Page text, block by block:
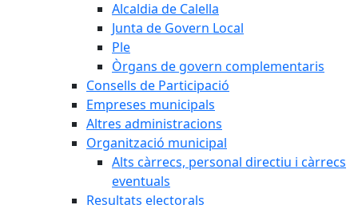
Alcaldia de Calella
Junta de Govern Local
Ple
Òrgans de govern complementaris
Consells de Participació
Empreses municipals
Altres administracions
Organització municipal
Alts càrrecs, personal directiu i càrrecs
eventuals
Resultats electorals